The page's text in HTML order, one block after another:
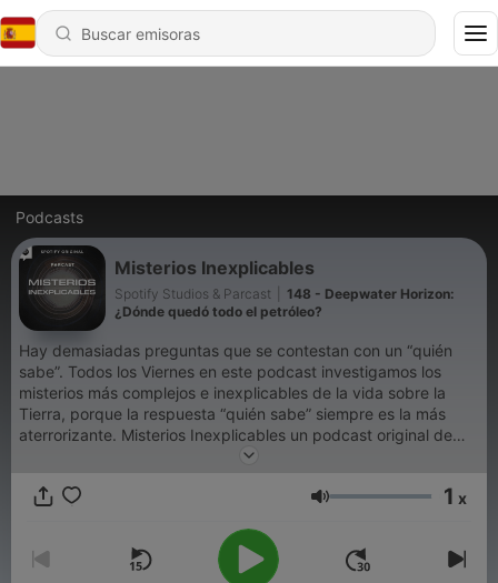
Podcasts
Misterios Inexplicables
Spotify Studios & Parcast
148 - Deepwater Horizon:
¿Dónde quedó todo el petróleo?
Hay demasiadas preguntas que se contestan con un “quién
sabe”. Todos los Viernes en este podcast investigamos los
misterios más complejos e inexplicables de la vida sobre la
Tierra, porque la respuesta “quién sabe” siempre es la más
aterrorizante. Misterios Inexplicables un podcast original de
Spotify y parte de Parcast Network.
Volumen 1 x